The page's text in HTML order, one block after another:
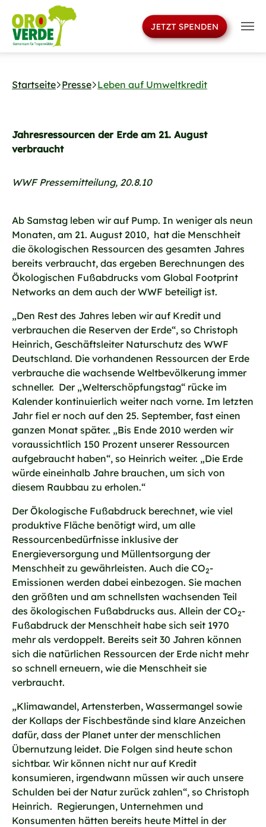
Startseite Presse Leben auf Umweltkredit
Jahresressourcen der Erde am 21. August
verbraucht
WWF Pressemitteilung, 20.8.10
Ab Samstag leben wir auf Pump. In weniger als neun
Monaten, am 21. August 2010, hat die Menschheit
die ökologischen Ressourcen des gesamten Jahres
bereits verbraucht, das ergeben Berechnungen des
Ökologischen Fußabdrucks vom Global Footprint
Networks an dem auch der WWF beteiligt ist.
„Den Rest des Jahres leben wir auf Kredit und
verbrauchen die Reserven der Erde“, so Christoph
Heinrich, Geschäftsleiter Naturschutz des WWF
Deutschland. Die vorhandenen Ressourcen der Erde
verbrauche die wachsende Weltbevölkerung immer
schneller. Der „Welterschöpfungstag“ rücke im
Kalender kontinuierlich weiter nach vorne. Im letzten
Jahr fiel er noch auf den 25. September, fast einen
ganzen Monat später. „Bis Ende 2010 werden wir
voraussichtlich 150 Prozent unserer Ressourcen
aufgebraucht haben“, so Heinrich weiter. „Die Erde
würde eineinhalb Jahre brauchen, um sich von
diesem Raubbau zu erholen.“
Der Ökologische Fußabdruck berechnet, wie viel
produktive Fläche benötigt wird, um alle
Ressourcenbedürfnisse inklusive der
Energieversorgung und Müllentsorgung der
Menschheit zu gewährleisten. Auch die CO2-
Emissionen werden dabei einbezogen. Sie machen
den größten und am schnellsten wachsenden Teil
des ökologischen Fußabdrucks aus. Allein der CO2-
Fußabdruck der Menschheit habe sich seit 1970
mehr als verdoppelt. Bereits seit 30 Jahren können
sich die natürlichen Ressourcen der Erde nicht mehr
so schnell erneuern, wie die Menschheit sie
verbraucht.
„Klimawandel, Artensterben, Wassermangel sowie
der Kollaps der Fischbestände sind klare Anzeichen
dafür, dass der Planet unter der menschlichen
Übernutzung leidet. Die Folgen sind heute schon
sichtbar. Wir können nicht nur auf Kredit
konsumieren, irgendwann müssen wir auch unsere
Schulden bei der Natur zurück zahlen“, so Christoph
Heinrich. Regierungen, Unternehmen und
Konsumenten hätten bereits heute Mittel in der